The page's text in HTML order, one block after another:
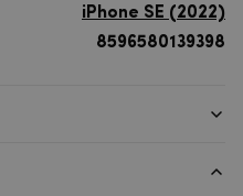
iPhone SE (2022)
8596580139398